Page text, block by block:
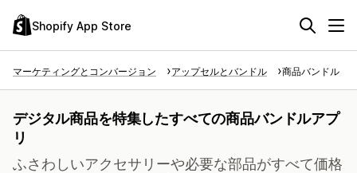
Shopify App Store
マーケティングとコンバージョン アップセルとバンドル 商品バンドル
デジタル商品を特集したすべての商品バンドルアプ
リ
ふさわしいアクセサリーや必要な部品がすべて価格